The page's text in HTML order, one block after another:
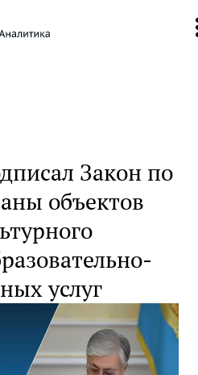
Закон по
объектов
услуг